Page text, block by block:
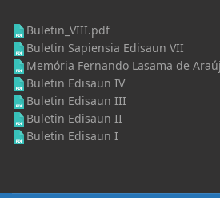
Buletin_VIII.pdf
Buletin Sapiensia Edisaun VII
Memória Fernando Lasama de
Buletin Edisaun IV
Buletin Edisaun III
Buletin Edisaun II
Buletin Edisaun I